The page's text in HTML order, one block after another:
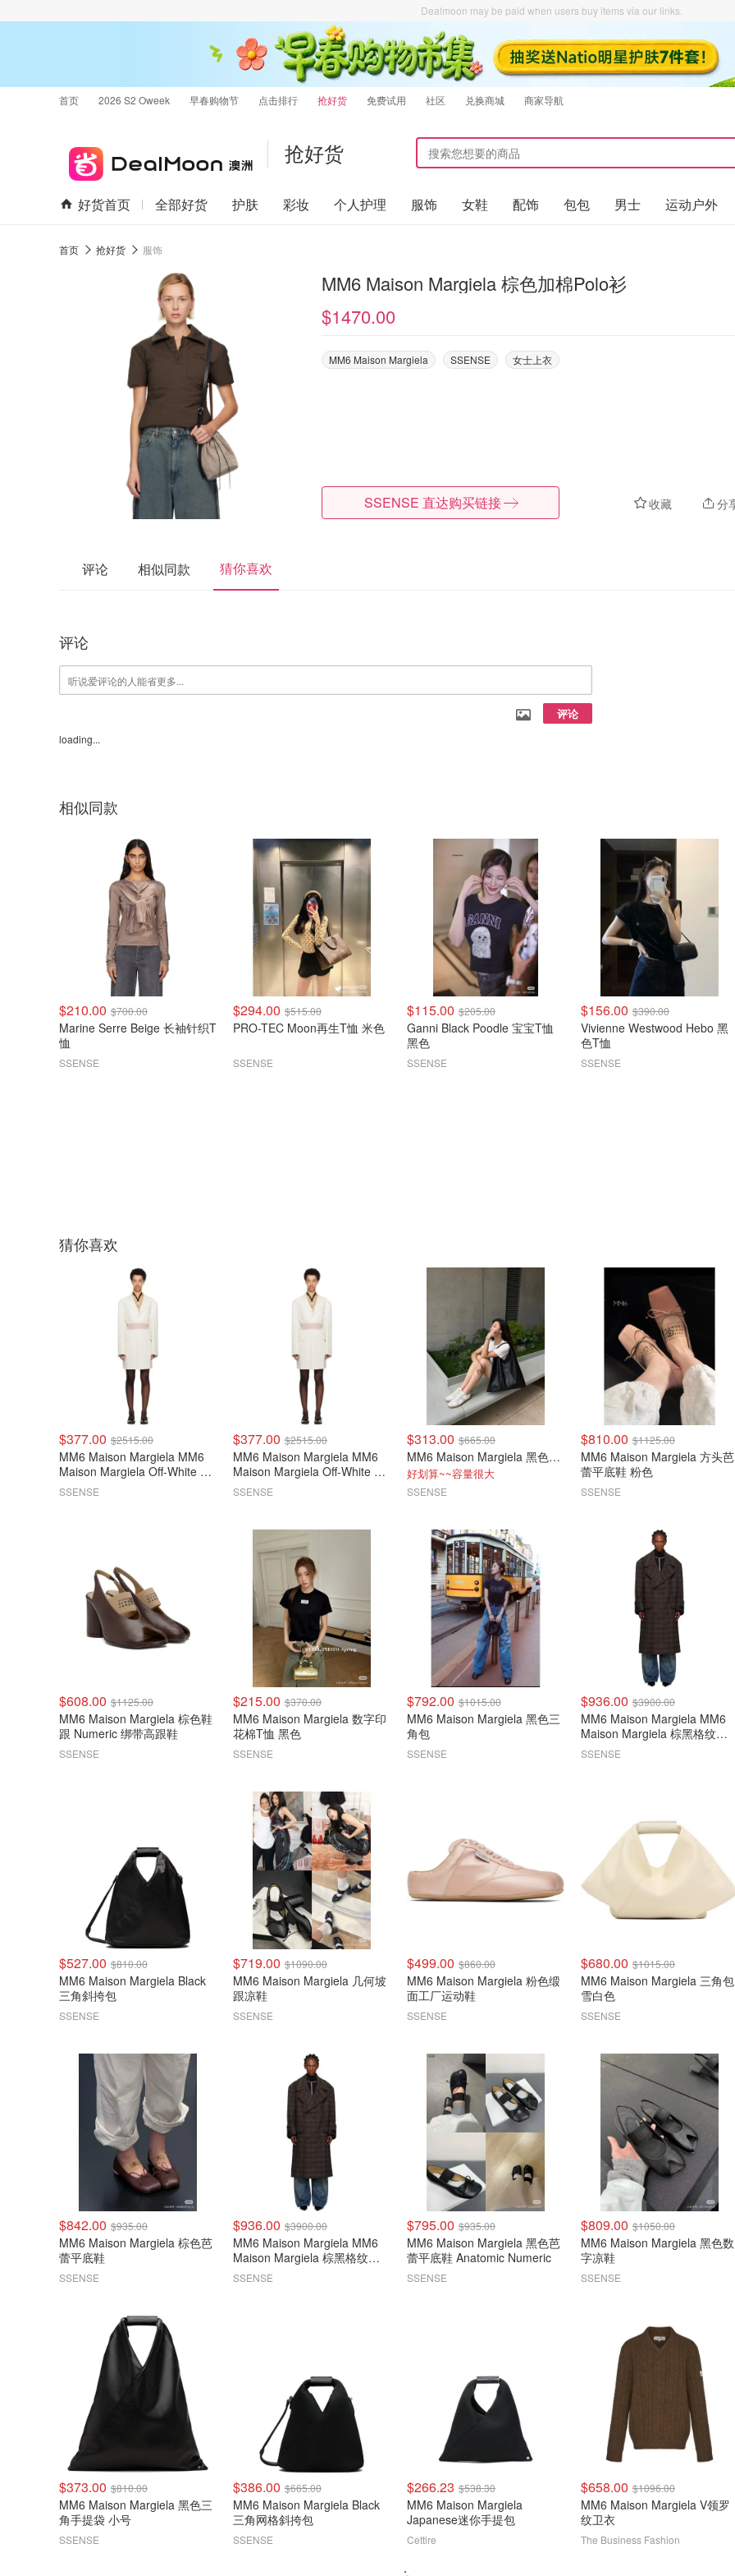
Dealmoon may be paid when users buy items via our links.
首页 2026 S2 Oweek 早春购物节 点击排行 抢好货 免费试用 社区 兑换商城 商家导航
抢好货
好货首页 全部好货 护肤 彩妆 个人护理 服饰 女鞋 配饰 包包 男士 运动户外
首页 抢好货 服饰
MM6 Maison Margiela 棕色加棉Polo衫
$1470.00
MM6 Maison Margiela SSENSE 女士上衣
收藏 分
SSENSE 直达购买链接
评论 相似同款 猜你喜欢
评论
评论
loading...
相似同款
$210.00 $700.00
Marine Serre Beige 长袖针织T
恤
SSENSE
$294.00 $515.00
PRO-TEC Moon再生T恤 米色
SSENSE
$115.00 $205.00
Ganni Black Poodle 宝宝T恤
黑色
SSENSE
$156.00 $390.00
Vivienne Westwood Hebo 黑
色T恤
SSENSE
猜你喜欢
$377.00 $2515.00
MM6 Maison Margiela MM6
Maison Margiela Off-White 单
排扣大衣
SSENSE
$377.00 $2515.00
MM6 Maison Margiela MM6
Maison Margiela Off-White 单
排扣大衣
SSENSE
$313.00 $665.00
MM6 Maison Margiela 黑色小号托特包
好划算~~容量很大
SSENSE
$810.00 $1125.00
MM6 Maison Margiela 方头芭
蕾平底鞋 粉色
SSENSE
$608.00 $1125.00
MM6 Maison Margiela 棕色鞋
跟 Numeric 绑带高跟鞋
SSENSE
$215.00 $370.00
MM6 Maison Margiela 数字印
花棉T恤 黑色
SSENSE
$792.00 $1015.00
MM6 Maison Margiela 黑色三
角包
SSENSE
$936.00 $3900.00
MM6 Maison Margiela MM6
Maison Margiela 棕黑格纹大
衣
SSENSE
$527.00 $810.00
MM6 Maison Margiela Black
三角斜挎包
SSENSE
$719.00 $1090.00
MM6 Maison Margiela 几何坡
跟凉鞋
SSENSE
$499.00 $860.00
MM6 Maison Margiela 粉色缎
面工厂运动鞋
SSENSE
$680.00 $1015.00
MM6 Maison Margiela 三角包
雪白色
SSENSE
$842.00 $935.00
MM6 Maison Margiela 棕色芭
蕾平底鞋
SSENSE
$936.00 $3900.00
MM6 Maison Margiela MM6
Maison Margiela 棕黑格纹大
衣
SSENSE
$795.00 $935.00
MM6 Maison Margiela 黑色芭
蕾平底鞋 Anatomic Numeric
SSENSE
$809.00 $1050.00
MM6 Maison Margiela 黑色数
字凉鞋
SSENSE
$373.00 $810.00
MM6 Maison Margiela 黑色三
角手提袋 小号
SSENSE
$386.00 $665.00
MM6 Maison Margiela Black
三角网格斜挎包
SSENSE
$266.23 $538.30
MM6 Maison Margiela
Japanese迷你手提包
Cettire
$658.00 $1096.00
MM6 Maison Margiela V领罗
纹卫衣
The Business Fashion